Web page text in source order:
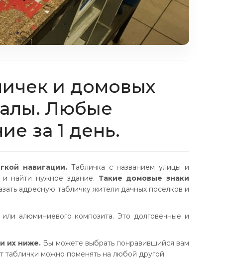
и домовых
Любые
за 1 день.
навигации. Табличка с названием улицы и
найти нужное здание. Такие домовые знаки
адресную табличку жители дачных поселков и
алюминиевого композита. Это долговечные и
их ниже. Вы можете выбрать понравившийся вам
таблички можно поменять на любой другой.